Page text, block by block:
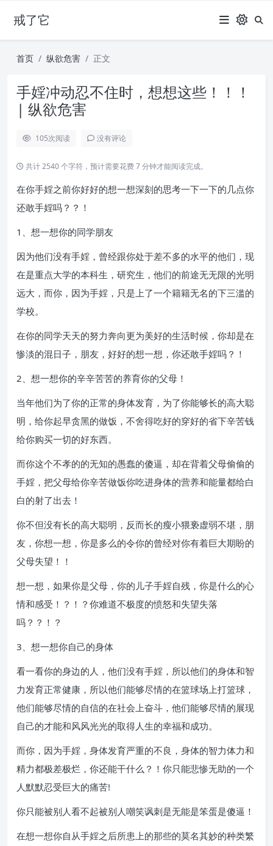
戒了它
首页 纵欲危害 正文
手婬冲动忍不住时，想想这些！！！
| 纵欲危害
105次阅读 没有评论
共计 2540 个字符，预计需要花费 7 分钟才能阅读完成。
在你手婬之前你好好的想一想深刻的思考一下一下的几点你
还敢手婬吗？？！
1、想一想你的同学朋友
因为他们没有手婬，曾经跟你处于差不多的水平的他们，现
在是重点大学的本科生，研究生，他们的前途无无限的光明
远大，而你，因为手婬，只是上了一个籍籍无名的下三滥的
学校。
在你的同学天天的努力奔向更为美好的生活时候，你却是在
惨淡的混日子，朋友，好好的想一想，你还敢手婬吗？！
2、想一想你的辛辛苦苦的养育你的父母！
当年他们为了你的正常的身体发育，为了你能够长的高大聪
明，给你起早贪黑的做饭，不舍得吃好的穿好的省下辛苦钱
给你购买一切的好东西。
而你这个不孝的的无知的愚蠢的傻逼，却在背着父母偷偷的
手婬，把父母给你辛苦做饭你吃进身体的营养和能量都给白
白的射了出去！
你不但没有长的高大聪明，反而长的瘦小猥亵虚弱不堪，朋
友，你想一想，你是多么的令你的曾经对你有着巨大期盼的
父母失望！！
想一想，如果你是父母，你的儿子手婬自残，你是什么的心
情和感受！？！？你难道不极度的愤怒和失望失落
吗？？！？
3、想一想你自己的身体
看一看你的身边的人，他们没有手婬，所以他们的身体和智
力发育正常健康，所以他们能够尽情的在篮球场上打篮球，
他们能够尽情的自信的在社会上奋斗，他们能够尽情的展现
自己的才能和风风光光的取得人生的幸福和成功。
而你，因为手婬，身体发育严重的不良，身体的智力体力和
精力都极差极烂，你还能干什么？！你只能悲惨无助的一个
人默默忍受巨大的痛苦!
你只能被别人看不起被别人嘲笑讽刺是无能是笨蛋是傻逼！
在想一想你自从手婬之后所患上的那些的莫名其妙的种类繁